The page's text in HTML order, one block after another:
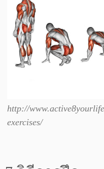
http://
exercises/